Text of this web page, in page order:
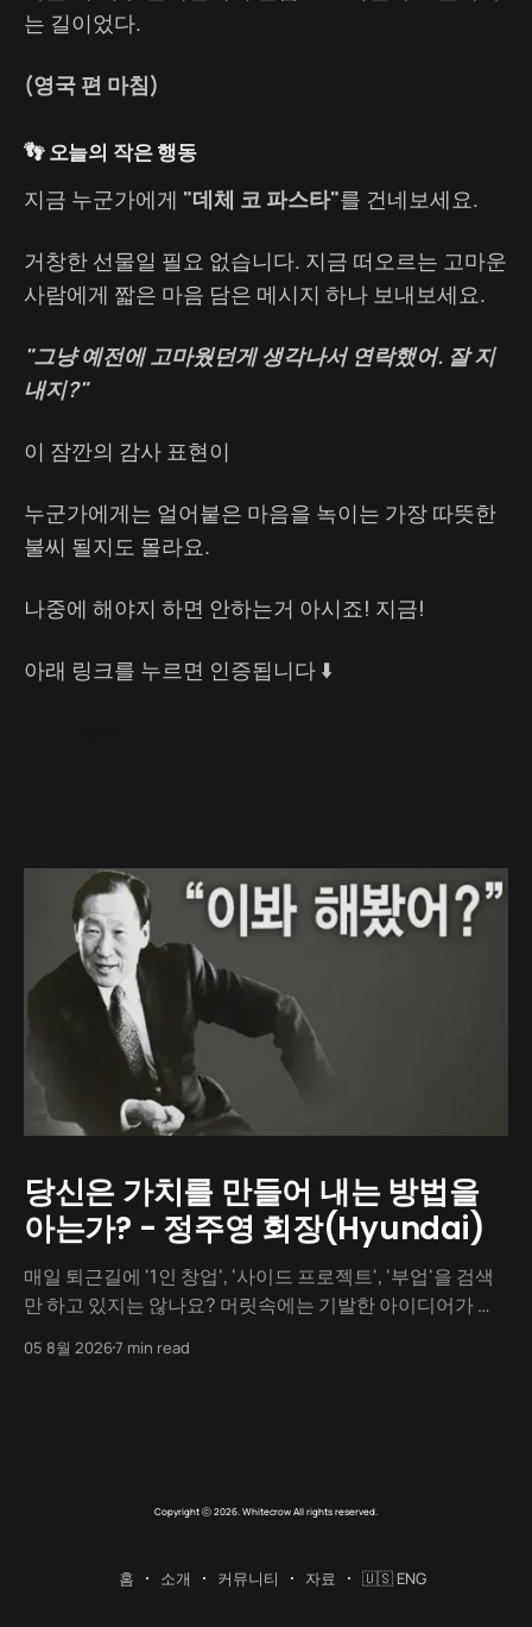
는 길이었다.
(영국 편 마침)
👣 오늘의 작은 행동
지금 누군가에게 "데체 코 파스타"를 건네보세요.
거창한 선물일 필요 없습니다. 지금 떠오르는 고마운
사람에게 짧은 마음 담은 메시지 하나 보내보세요.
"그냥 예전에 고마웠던게 생각나서 연락했어. 잘 지
내지?"
이 잠깐의 감사 표현이
누군가에게는 얼어붙은 마음을 녹이는 가장 따뜻한
불씨 될지도 몰라요.
나중에 해야지 하면 안하는거 아시죠! 지금!
아래 링크를 누르면 인증됩니다 ⬇️
당신은 가치를 만들어 내는 방법을
아는가? - 정주영 회장(Hyundai)
매일 퇴근길에 '1인 창업', '사이드 프로젝트', '부업'을 검색
만 하고 있지는 않나요? 머릿속에는 기발한 아이디어가 넘
없지 않나요? "아직 기획이 덜 돼서", "개발을 할 줄 몰라서",
05 8월 20267 min read
Copyright ⓒ 2026. Whitecrow All rights reserved.
홈 소개 커뮤니티 자료 🇺🇸 ENG